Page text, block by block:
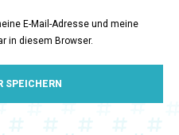
E-Mail-Adresse und meine
in diesem Browser.